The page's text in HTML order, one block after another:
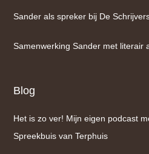
Sander als spreker bij De
Samenwerking Sander met literair
Blog
Het is zo ver! Mijn eigen podcast
Spreekbuis van Terphuis